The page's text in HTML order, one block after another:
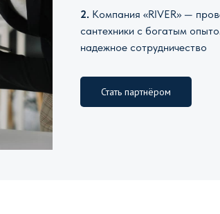
2. Компания «RIVER» —
сантехники с богатым
надежное сотрудничество
Стать партнёром